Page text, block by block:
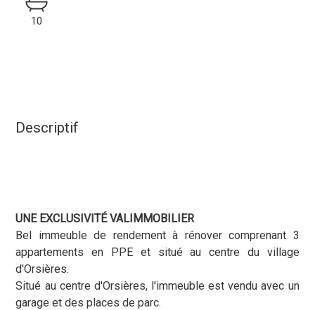
10
Descriptif
UNE EXCLUSIVITÉ VALIMMOBILIER
Bel immeuble de rendement à rénover comprenant 3
appartements en PPE et situé au centre du village
d'Orsières.
Situé au centre d'Orsières, l'immeuble est vendu avec un
garage et des places de parc.